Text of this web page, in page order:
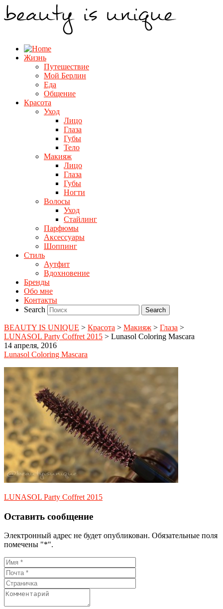
Жизнь
Путешествие
Мой Берлин
Еда
Общение
Красота
Уход
Лицо
Глаза
Губы
Тело
Макияж
Лицо
Глаза
Губы
Ногти
Волосы
Уход
Стайлинг
Парфюмы
Аксессуары
Шоппинг
Стиль
Аутфит
Вдохновение
Бренды
Обо мне
Контакты
Search
BEAUTY IS UNIQUE > Красота > Макияж > Глаза >
LUNASOL Party Coffret 2015 > Lunasol Coloring Mascara
14 апреля, 2016
Lunasol Coloring Mascara
LUNASOL Party Coffret 2015
Оставить сообщение
Электронный адрес не будет опубликован. Обязательные поля
помечены "*".